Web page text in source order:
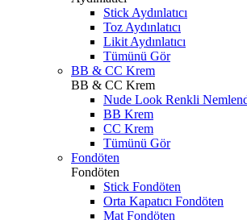
Stick Aydınlatıcı
Toz Aydınlatıcı
Likit Aydınlatıcı
Tümünü Gör
BB & CC Krem
BB & CC Krem
Nude Look Renkli
BB Krem
CC Krem
Tümünü Gör
Fondöten
Fondöten
Stick Fondöten
Orta Kapatıcı Fondöten
Mat Fondöten